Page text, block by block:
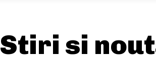
Stiri si